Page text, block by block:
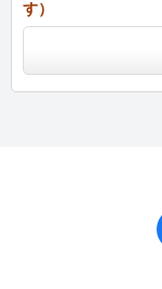
す）